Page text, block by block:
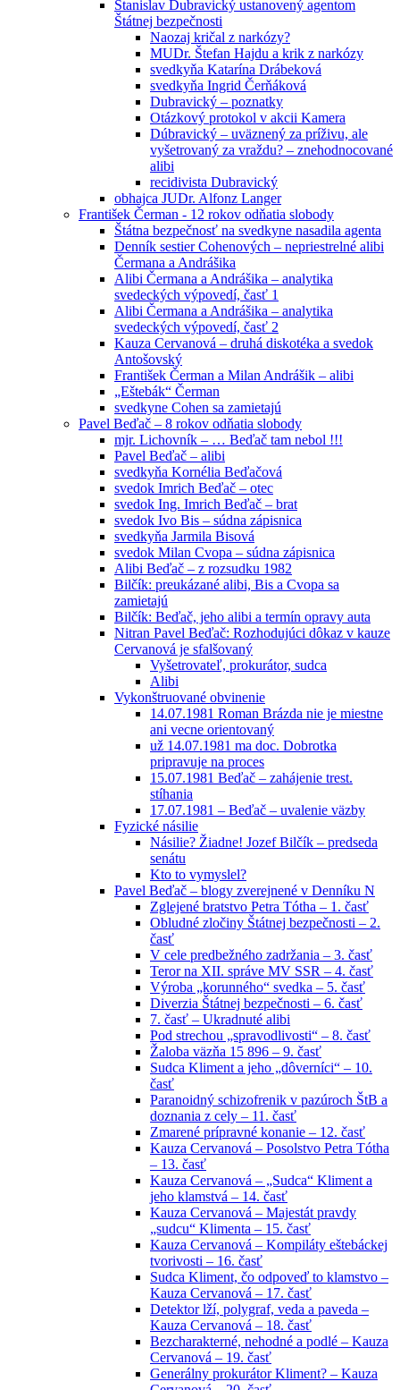
Stanislav Dubravický ustanovený agentom
Štátnej bezpečnosti
Naozaj kričal z narkózy?
MUDr. Štefan Hajdu a krik z narkózy
svedkyňa Katarína Drábeková
svedkyňa Ingrid Čerňáková
Dubravický – poznatky
Otázkový protokol v akcii Kamera
Dúbravický – uväznený za príživu, ale
vyšetrovaný za vraždu? – znehodnocované
alibi
recidivista Dubravický
obhajca JUDr. Alfonz Langer
František Čerman - 12 rokov odňatia slobody
Štátna bezpečnosť na svedkyne nasadila agenta
Denník sestier Cohenových – nepriestrelné alibi
Čermana a Andrášika
Alibi Čermana a Andrášika – analytika
svedeckých výpovedí, časť 1
Alibi Čermana a Andrášika – analytika
svedeckých výpovedí, časť 2
Kauza Cervanová – druhá diskotéka a svedok
Antošovský
František Čerman a Milan Andrášik – alibi
„Eštebák“ Čerman
svedkyne Cohen sa zamietajú
Pavel Beďač – 8 rokov odňatia slobody
mjr. Lichovník – … Beďač tam nebol !!!
Pavel Beďač – alibi
svedkyňa Kornélia Beďačová
svedok Imrich Beďač – otec
svedok Ing. Imrich Beďač – brat
svedok Ivo Bis – súdna zápisnica
svedkyňa Jarmila Bisová
svedok Milan Cvopa – súdna zápisnica
Alibi Beďač – z rozsudku 1982
Bilčík: preukázané alibi, Bis a Cvopa sa
zamietajú
Bilčík: Beďač, jeho alibi a termín opravy auta
Nitran Pavel Beďač: Rozhodujúci dôkaz v kauze
Cervanová je sfalšovaný
Vyšetrovateľ, prokurátor, sudca
Alibi
Vykonštruované obvinenie
14.07.1981 Roman Brázda nie je miestne
ani vecne orientovaný
už 14.07.1981 ma doc. Dobrotka
pripravuje na proces
15.07.1981 Beďač – zahájenie trest.
stíhania
17.07.1981 – Beďač – uvalenie väzby
Fyzické násilie
Násilie? Žiadne! Jozef Bilčík – predseda
senátu
Kto to vymyslel?
Pavel Beďač – blogy zverejnené v Denníku N
Zglejené bratstvo Petra Tótha – 1. časť
Obludné zločiny Štátnej bezpečnosti – 2.
časť
V cele predbežného zadržania – 3. časť
Teror na XII. správe MV SSR – 4. časť
Výroba „korunného“ svedka – 5. časť
Diverzia Štátnej bezpečnosti – 6. časť
7. časť – Ukradnuté alibi
Pod strechou „spravodlivosti“ – 8. časť
Žaloba väzňa 15 896 – 9. časť
Sudca Kliment a jeho „dôverníci“ – 10.
časť
Paranoidný schizofrenik v pazúroch ŠtB a
doznania z cely – 11. časť
Zmarené prípravné konanie – 12. časť
Kauza Cervanová – Posolstvo Petra Tótha
– 13. časť
Kauza Cervanová – „Sudca“ Kliment a
jeho klamstvá – 14. časť
Kauza Cervanová – Majestát pravdy
„sudcu“ Klimenta – 15. časť
Kauza Cervanová – Kompiláty eštebáckej
tvorivosti – 16. časť
Sudca Kliment, čo odpoveď to klamstvo –
Kauza Cervanová – 17. časť
Detektor lží, polygraf, veda a paveda –
Kauza Cervanová – 18. časť
Bezcharakterné, nehodné a podlé – Kauza
Cervanová – 19. časť
Generálny prokurátor Kliment? – Kauza